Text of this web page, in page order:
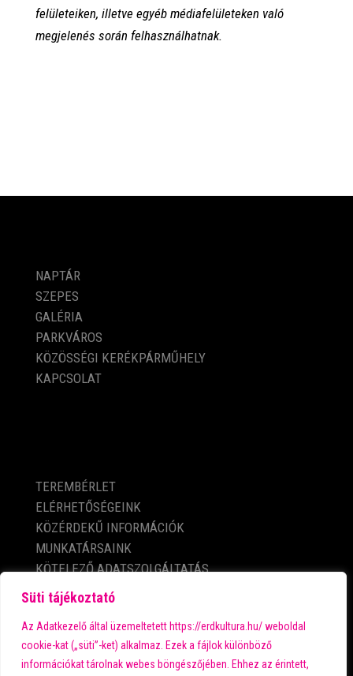
Süti tájékoztató
Az Adatkezelő által üzemeltetett https://erdkultura.hu/ weboldal
cookie-kat („süti”-ket) alkalmaz. Ezek a fájlok különböző
információkat tárolnak webes böngészőjében. Ehhez az érintett,
felületeiken, illetve egyéb médiafelületeken való
megjelenés során felhasználhatnak.
NAPTÁR
SZEPES
GALÉRIA
PARKVÁROS
KÖZÖSSÉGI KERÉKPÁRMŰHELY
KAPCSOLAT
TEREMBÉRLET
ELÉRHETŐSÉGEINK
KÖZÉRDEKŰ INFORMÁCIÓK
MUNKATÁRSAINK
KÖTELEZŐ ADATSZOLGÁLTATÁS
ADATVÉDELMI TÁJÉKOZTATÓ
IMPRESSZUM